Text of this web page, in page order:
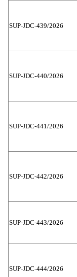
SUP-JDC-439/2026
SUP-JDC-440/2026
SUP-JDC-441/2026
SUP-JDC-442/2026
SUP-JDC-443/2026
SUP-JDC-444/2026